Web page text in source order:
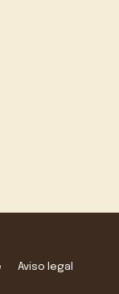
Aviso legal